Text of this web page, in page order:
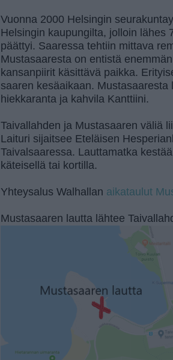
Vuonna 2000 Helsingin
Helsingin kaupungilta, jolloin lähes
päättyi. Saaressa tehtiin mittava
Mustasaaresta on entistä
kansanpiirit käsittävä paikka.
saaren kesäaikaan. Mustasaaresta
hiekkaranta ja kahvila Kanttiini.
Taivallahden ja Mustasaaren väliä
Laituri sijaitsee Eteläisen
Taivalsaaressa. Lauttamatka
käteisellä tai kortilla.
Yhteysalus Walhallan aikataulut
Mustasaaren lautta lähtee